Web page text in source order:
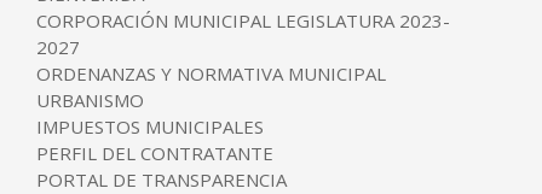
CORPORACIÓN MUNICIPAL LEGISLATURA 2023-
2027
ORDENANZAS Y NORMATIVA MUNICIPAL
URBANISMO
IMPUESTOS MUNICIPALES
PERFIL DEL CONTRATANTE
PORTAL DE TRANSPARENCIA